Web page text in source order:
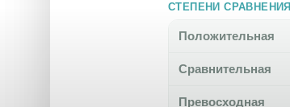
СТЕПЕНИ СРАВНЕНИЯ
Положительная
Сравнительная
Превосходная